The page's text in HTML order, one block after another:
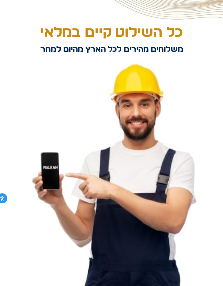
כל השילוט קיים במלאי
משלוחים מהירים לכל הארץ מהיום למחר